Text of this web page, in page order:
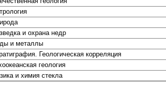
и охрана недр
и металлы
Геологическая корреляция
геология
и химия стекла